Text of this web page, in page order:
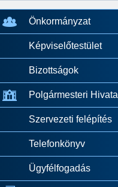
Önkormányzat
Képviselőtestület
Bizottságok
Polgármesteri Hivatal
Szervezeti felépítés
Telefonkönyv
Ügyfélfogadás